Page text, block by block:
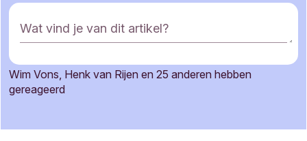
R
e
c
t
f
Wat vind je van dit artikel?
Je naam
Wim Vons, Henk van Rijen en 25 anderen hebben
gereageerd